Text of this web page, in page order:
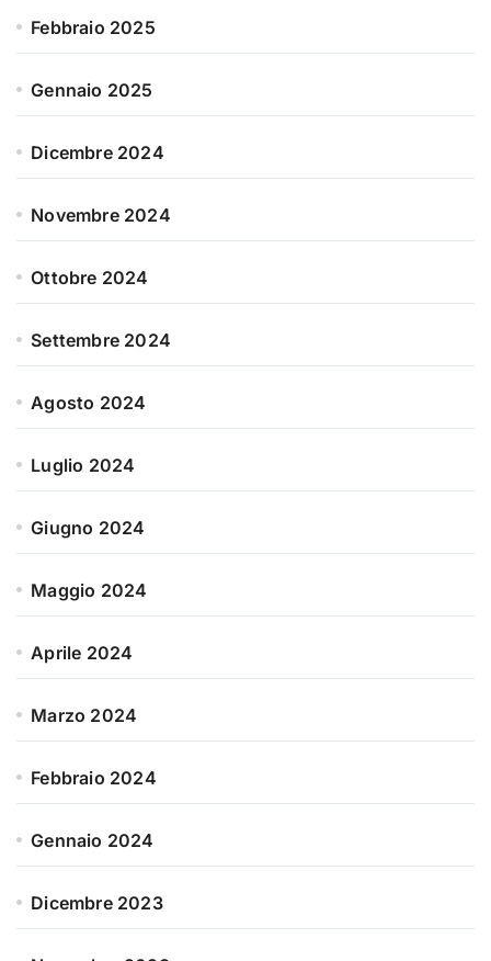
Febbraio 2025
Gennaio 2025
Dicembre 2024
Novembre 2024
Ottobre 2024
Settembre 2024
Agosto 2024
Luglio 2024
Giugno 2024
Maggio 2024
Aprile 2024
Marzo 2024
Febbraio 2024
Gennaio 2024
Dicembre 2023